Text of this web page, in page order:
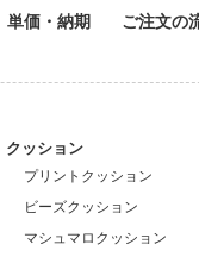
単価・納期 ご注文の
クッション
プリントクッション
ビーズクッション
マシュマロクッション